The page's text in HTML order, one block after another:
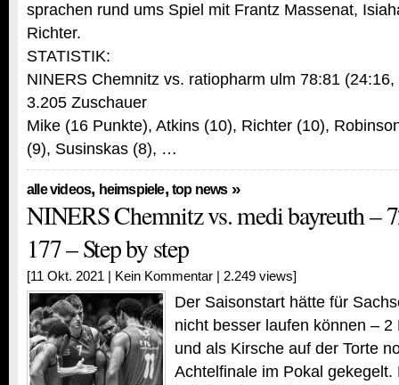
sprachen rund ums Spiel mit Frantz Massenat,
Richter.
STATISTIK:
NINERS Chemnitz vs. ratiopharm ulm 78:81
3.205 Zuschauer
Mike (16 Punkte), Atkins (10), Richter (10),
(9), Susinskas (8), …
alle videos, heimspiele, top news»
NINERS Chemnitz vs. medi bayreuth –
177 – Step by step
[11 Okt. 2021 | Kein Kommentar | 2.249 views]
Der Saisonstart hätte für
nicht besser laufen können –
und als Kirsche auf der Torte
Achtelfinale im Pokal gekegelt.